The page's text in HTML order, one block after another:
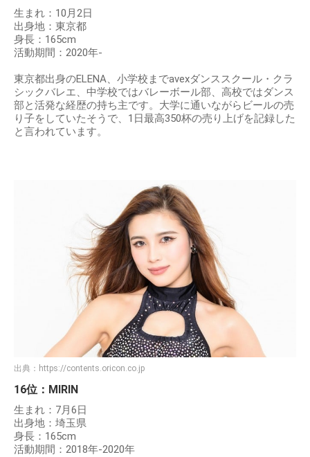
生まれ：10月2日
出身地：東京都
身長：165cm
活動期間：2020年-
東京都出身のELENA、小学校までavexダンススクール・クラ
シックバレエ、中学校ではバレーボール部、高校ではダンス
部と活発な経歴の持ち主です。大学に通いながらビールの売
り子をしていたそうで、1日最高350杯の売り上げを記録した
と言われています。
出典： https://contents.oricon.co.jp
16位：MIRIN
生まれ：7月6日
出身地：埼玉県
身長：165cm
活動期間：2018年-2020年